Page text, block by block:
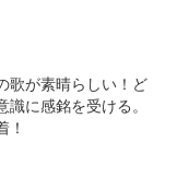
歌が素晴らしい！ど
に感銘を受ける。